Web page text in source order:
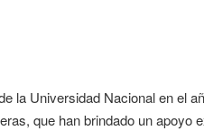
la Universidad Nacional en el
que han brindado un apoyo